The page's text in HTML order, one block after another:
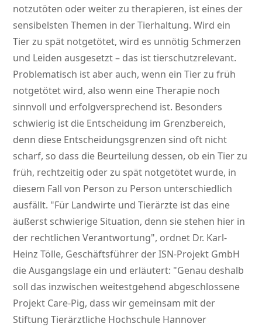
notzutöten oder weiter zu therapieren, ist eines der
sensibelsten Themen in der Tierhaltung. Wird ein
Tier zu spät notgetötet, wird es unnötig Schmerzen
und Leiden ausgesetzt – das ist tierschutzrelevant.
Problematisch ist aber auch, wenn ein Tier zu früh
notgetötet wird, also wenn eine Therapie noch
sinnvoll und erfolgversprechend ist. Besonders
schwierig ist die Entscheidung im Grenzbereich,
denn diese Entscheidungsgrenzen sind oft nicht
scharf, so dass die Beurteilung dessen, ob ein Tier zu
früh, rechtzeitig oder zu spät notgetötet wurde, in
diesem Fall von Person zu Person unterschiedlich
ausfällt. Für Landwirte und Tierärzte ist das eine
äußerst schwierige Situation, denn sie stehen hier in
der rechtlichen Verantwortung , ordnet Dr. Karl-
Heinz Tölle, Geschäftsführer der ISN-Projekt GmbH
die Ausgangslage ein und erläutert: Genau deshalb
soll das inzwischen weitestgehend abgeschlossene
Projekt Care-Pig, dass wir gemeinsam mit der
Stiftung Tierärztliche Hochschule Hannover